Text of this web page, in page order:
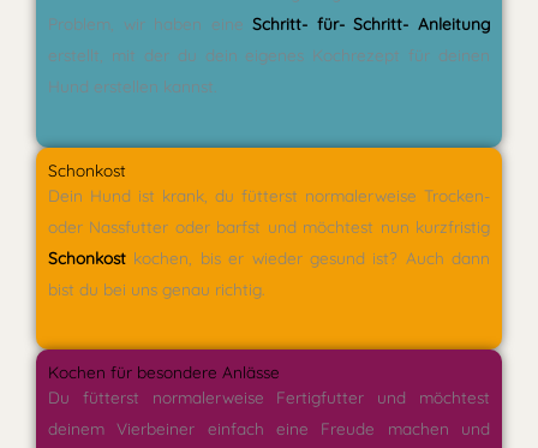
Problem, wir haben eineSchritt- für- Schritt- Anleitung
erstellt, mit der du dein eigenes Kochrezept für deinen
Hund erstellen kannst.
Schonkost
Dein Hund ist krank, du fütterst normalerweise Trocken-
oder Nassfutter oder barfst und möchtest nun kurzfristig
Schonkost kochen, bis er wieder gesund ist? Auch dann
bist du bei uns genau richtig.
Kochen für besondere Anlässe
Du fütterst normalerweise Fertigfutter und möchtest
deinem Vierbeiner einfach eine Freude machen und